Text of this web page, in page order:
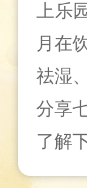
上乐
月在
祛湿
分享
了解